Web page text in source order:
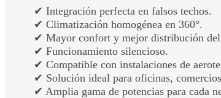
✔ Integración perfecta en falsos techos.
✔ Climatización homogénea en 360°.
✔ Mayor confort y mejor distribución del
✔ Funcionamiento silencioso.
✔ Compatible con instalaciones de
✔ Solución ideal para oficinas,
✔ Amplia gama de potencias para cada